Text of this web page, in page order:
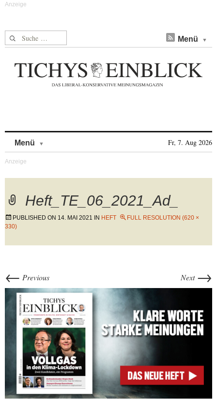
Suche nach: Menü
Menü Fr, 7. Aug 2026
Heft_TE_06_2021_Ad_
PUBLISHED ON 14. MAI 2021 IN HEFT
FULL RESOLUTION (620 ×
330)
← Previous Next →